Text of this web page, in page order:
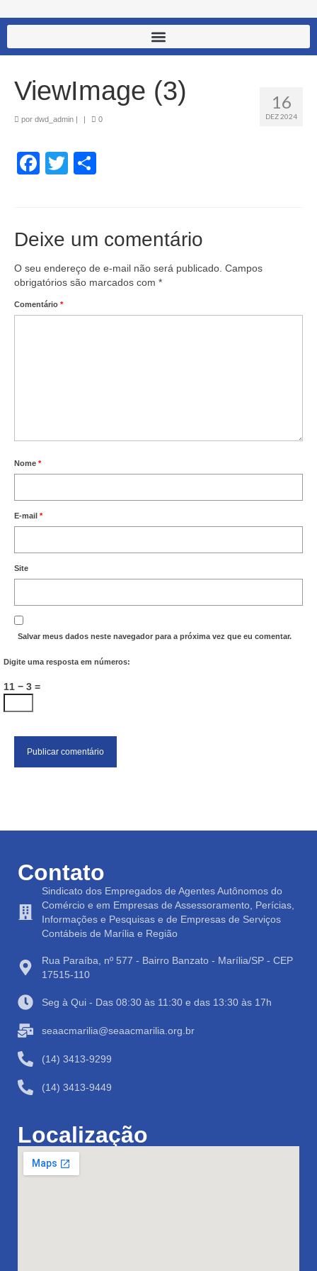
16
DEZ 2024
ViewImage (3)
por dwd_admin 0
Facebook
Twitter
Deixe um comentário
O seu endereço de e-mail não será publicado. Campos
obrigatórios são marcados com *
Comentário *
Nome *
E-mail *
Site
Salvar meus dados neste navegador para a próxima vez que eu comentar.
Digite uma resposta em números:
11 − 3 =
Contato
Sindicato dos Empregados de Agentes Autônomos do
Comércio e em Empresas de Assessoramento, Perícias,
Informações e Pesquisas e de Empresas de Serviços
Contábeis de Marília e Região
Rua Paraíba, nº 577 - Bairro Banzato - Marília/SP - CEP
17515-110
Seg à Qui - Das 08:30 às 11:30 e das 13:30 às 17h
seaacmarilia@seaacmarilia.org.br
(14) 3413-9299
(14) 3413-9449
Localização